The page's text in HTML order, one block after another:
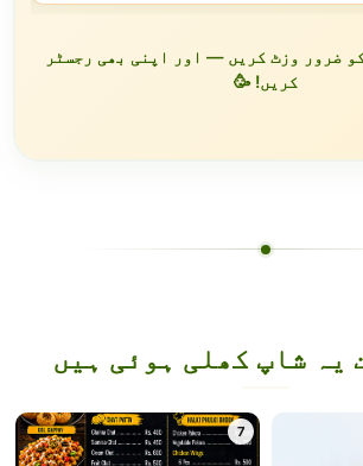
ضرور وزٹ کریں — اور اپنی بھی رجسٹر
کریں! 🥳
یہ شاپ کھلی ہوئی ہیں
7